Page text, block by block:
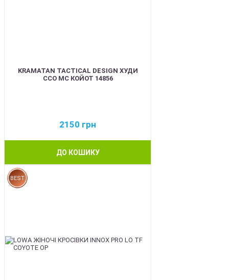
KRAMATAN TACTICAL DESIGN ХУДИ
ССО МС КОЙОТ 14856
2150 грн
ДО КОШИКУ
BEST